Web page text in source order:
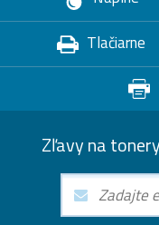
Tlačiarne
Zľavy na